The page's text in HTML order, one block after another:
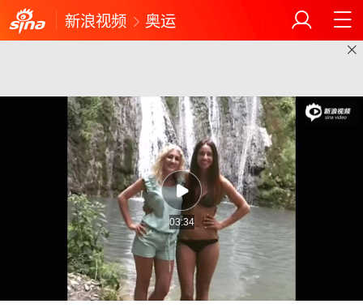
新浪视频 奥运
03:34